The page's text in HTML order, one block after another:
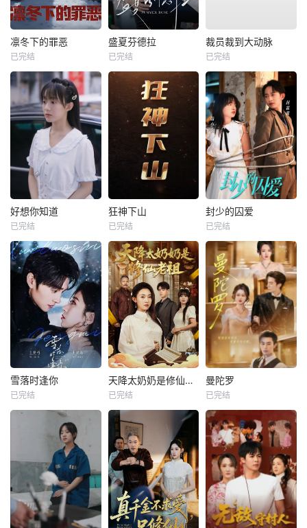
凛冬下的罪恶
已完结
盛夏芬德拉
已完结
裁员裁到大动脉
已完结
好想你知道
已完结
狂神下山
已完结
封少的囚爱
已完结
雪落时逢你
已完结
天降太奶奶是修仙老祖
已完结
曼陀罗
已完结